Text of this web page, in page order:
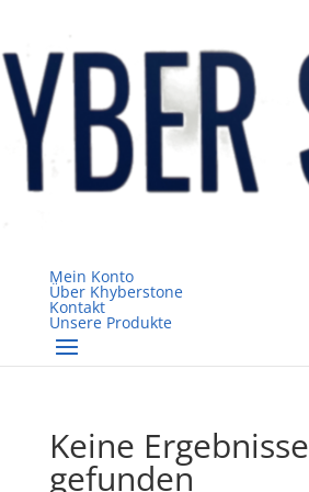
Mein Konto
Über Khyberstone
Kontakt
Unsere Produkte
Keine Ergebnisse
gefunden